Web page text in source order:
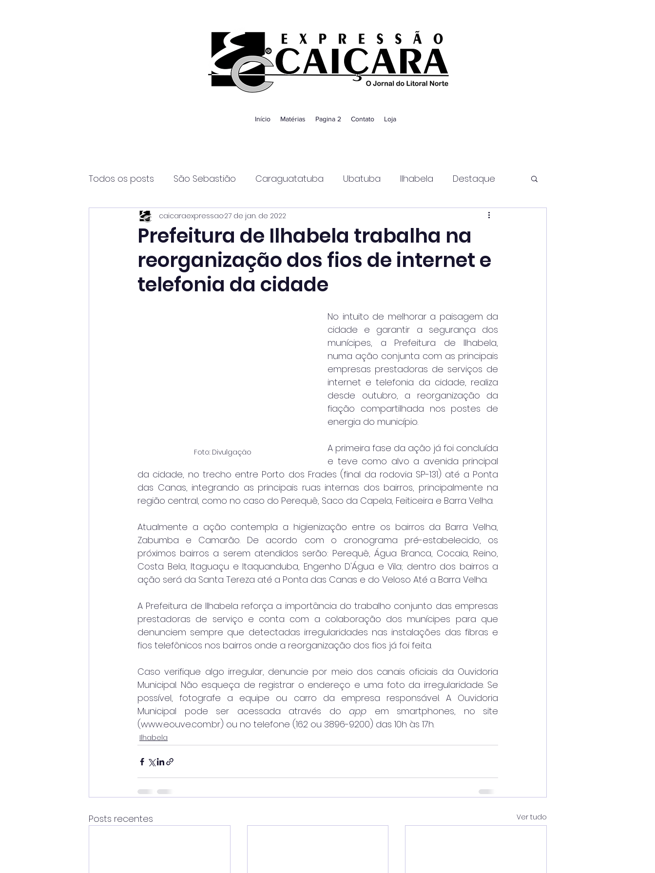
Início Matérias Pagina 2 Contato Loja
Todos os posts São Sebastião Caraguatatuba Ubatuba Ilhabela Destaque
Página2 Itanhaém Guaratinguetá
Prefeitura de Ilhabela trabalha na
reorganização dos fios de internet e
telefonia da cidade
caicaraexpressao27 de jan. de 2022
Foto: Divulgação
No intuito de melhorar a paisagem da
cidade e garantir a segurança dos
munícipes, a Prefeitura de Ilhabela,
numa ação conjunta com as principais
empresas prestadoras de serviços de
internet e telefonia da cidade, realiza
desde outubro, a reorganização da
fiação compartilhada nos postes de
energia do município.
A primeira fase da ação já foi concluída
e teve como alvo a avenida principal
da cidade, no trecho entre Porto dos Frades (final da rodovia SP-131) até a Ponta
das Canas, integrando as principais ruas internas dos bairros, principalmente na
região central, como no caso do Perequê, Saco da Capela, Feiticeira e Barra Velha.
Atualmente a ação contempla a higienização entre os bairros da Barra Velha,
Zabumba e Camarão. De acordo com o cronograma pré-estabelecido, os
próximos bairros a serem atendidos serão: Perequê, Água Branca, Cocaia, Reino,
Costa Bela, Itaguaçu e Itaquanduba, Engenho D'Água e Vila; dentro dos bairros a
ação será da Santa Tereza até a Ponta das Canas e do Veloso Até a Barra Velha.
A Prefeitura de Ilhabela reforça a importância do trabalho conjunto das empresas
prestadoras de serviço e conta com a colaboração dos munícipes para que
denunciem sempre que detectadas irregularidades nas instalações das fibras e
fios telefônicos nos bairros onde a reorganização dos fios já foi feita.
Caso verifique algo irregular, denuncie por meio dos canais oficiais da Ouvidoria
Municipal. Não esqueça de registrar o endereço e uma foto da irregularidade. Se
possível, fotografe a equipe ou carro da empresa responsável. A Ouvidoria
Municipal pode ser acessada através do app em smartphones, no site
(www.eouve.com.br) ou no telefone (162 ou 3896-9200) das 10h às 17h.
Ilhabela
Posts recentes Ver tudo